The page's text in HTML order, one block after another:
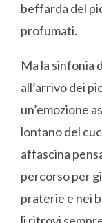
beffarda del
profumati.
Ma la sinfonia
all’arrivo dei
un’emozione
lontano del
affascina
percorso per
praterie e nei